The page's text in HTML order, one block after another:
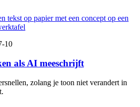
10
als AI meeschrijft
zolang je toon niet verandert in